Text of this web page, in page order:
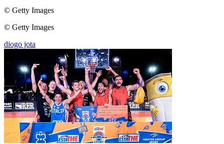
© Getty Images
© Getty Images
diogo jota